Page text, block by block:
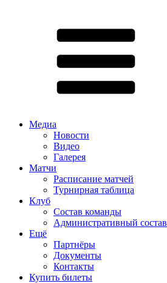
Медиа
Новости
Видео
Галерея
Матчи
Расписание матчей
Турнирная таблица
Клуб
Состав команды
Административный состав
Ещё
Партнёры
Документы
Контакты
Купить билеты